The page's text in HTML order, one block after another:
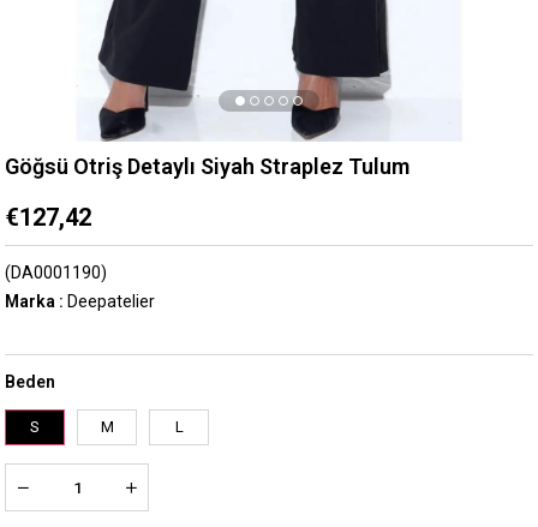
Göğsü Otriş Detaylı Siyah Straplez Tulum
€127,42
(DA0001190)
Marka : Deepatelier
Beden
S M L